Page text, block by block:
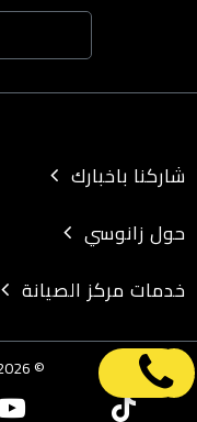
شاركنا باخبارك
حول زانوسي
خدمات مركز الصيانة
© 2026 كل الحقوق محفوظة